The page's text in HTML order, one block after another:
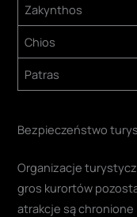
Zakynthos
Chios
Patras
Bezpieczeństwo
Organizacje
gros kurortów
atrakcje są